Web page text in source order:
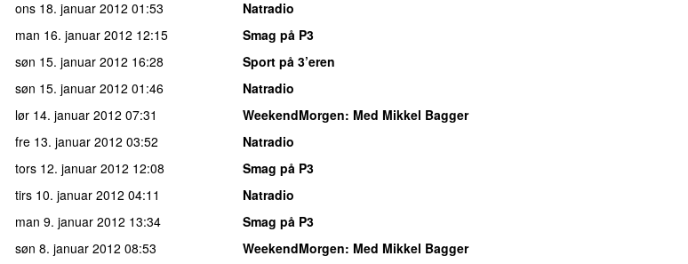
ons 18. januar 2012 01:53
Natradio
man 16. januar 2012 12:15
Smag på P3
søn 15. januar 2012 16:28
Sport på 3’eren
søn 15. januar 2012 01:46
Natradio
lør 14. januar 2012 07:31 WeekendMorgen: Med Mikkel Bagger
fre 13. januar 2012 03:52
Natradio
tors 12. januar 2012 12:08
Smag på P3
tirs 10. januar 2012 04:11
Natradio
man 9. januar 2012 13:34
Smag på P3
søn 8. januar 2012 08:53 WeekendMorgen: Med Mikkel Bagger